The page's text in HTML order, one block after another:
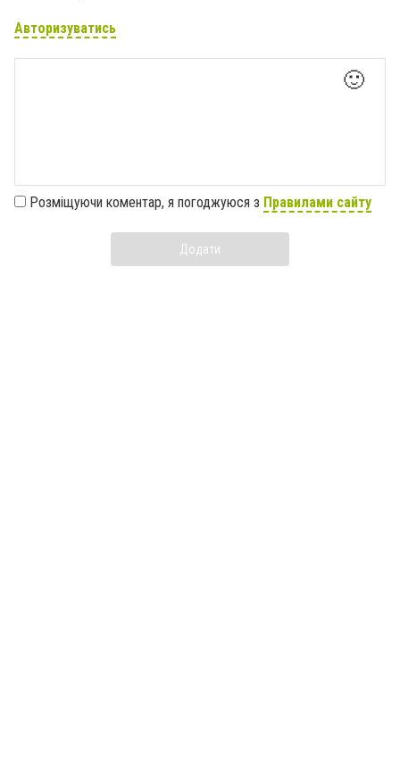
Авторизуватись
🙂
Розміщуючи коментар, я погоджуюся з Правилами сайту
Додати